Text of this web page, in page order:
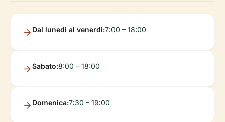
Dal lunedì al venerdì:7:00 – 18:00
Sabato:8:00 – 18:00
Domenica:7:30 – 19:00